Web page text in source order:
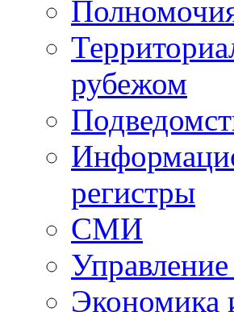
рубежом
регистры
СМИ
Экономика